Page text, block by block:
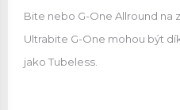
Bite nebo G-One Allround na
Ultrabite G-One mohou být
jako Tubeless.